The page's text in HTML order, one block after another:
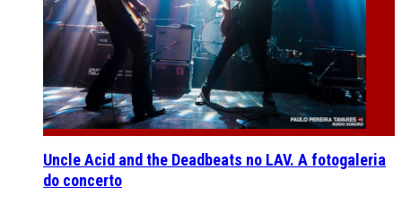
Uncle Acid and the Deadbeats no LAV. A fotogaleria
do concerto